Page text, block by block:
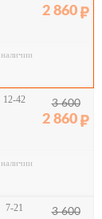
2 860
наличии
12-42 3 600
2 860
наличии
7-21 3 600